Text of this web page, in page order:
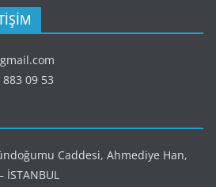
883 09 53
Caddesi, Ahmediye Han,